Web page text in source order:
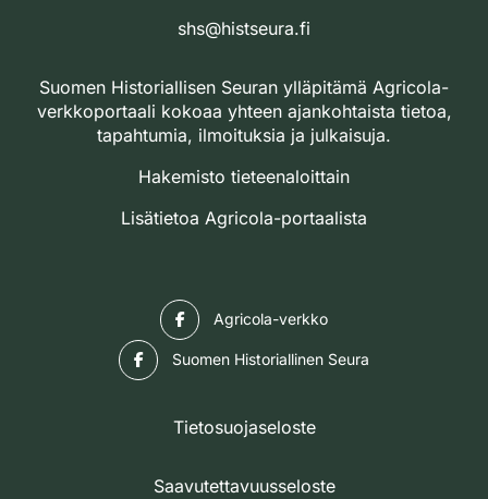
shs@histseura.fi
Suomen Historiallisen Seuran ylläpitämä Agricola-
verkkoportaali kokoaa yhteen ajankohtaista tietoa,
tapahtumia, ilmoituksia ja julkaisuja.
Hakemisto tieteenaloittain
Lisätietoa Agricola-portaalista
Agricola-verkko
Suomen Historiallinen Seura
Tietosuojaseloste
Saavutettavuusseloste